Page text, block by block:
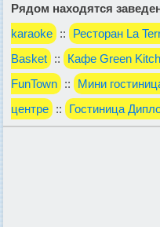
Рядом находятся
karaoke :: Ресторан La
Basket :: Кафе Green
FunTown ::
Мини
центре :: Гостиница